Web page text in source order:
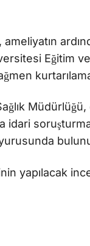
Eğitim
idari
yapılacak